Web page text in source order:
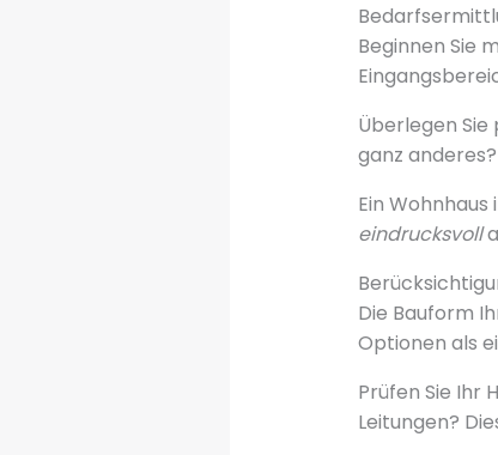
Beginnen Sie
Überlegen
ganz
Ein
eindrucksvoll
Die Bauform
Optionen als
Prüfen Sie Ihr
Leitungen?